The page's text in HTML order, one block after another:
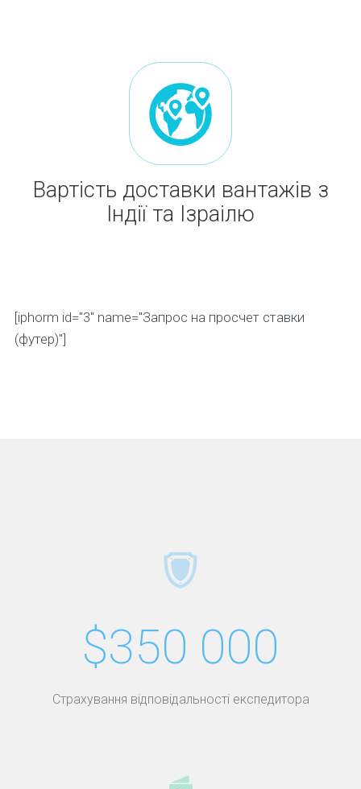
Вартість доставки вантажів з
Індії та Ізраілю
[iphorm id="3" name="Запрос на просчет ставки
(футер)"]
$350 000
Страхування відповідальності експедитора